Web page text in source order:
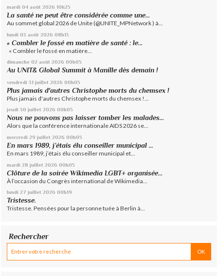
mardi 04 août 2026 10h25
La santé ne peut être considérée comme une...
Au sommet global 2026 de Unite (@UNITE_MPNetwork ) à...
lundi 03 août 2026 08h13
« Combler le fossé en matière de santé : le...
« Combler le fossé en matière...
dimanche 02 août 2026 00h05
Au UNIT& Global Summit à Manille dès demain !
vendredi 31 juillet 2026 00h05
Plus jamais d'autres Christophe morts du chemsex !
Plus jamais d'autres Christophe morts du chemsex !...
jeudi 30 juillet 2026 00h05
Nous ne pouvons pas laisser tomber les malades...
Alors que la conférence internationale AIDS 2026 se...
mercredi 29 juillet 2026 00h05
En mars 1989, j’étais élu conseiller municipal ...
En mars 1989, j’étais élu conseiller municipal et...
mardi 28 juillet 2026 00h05
Clôture de la soirée Wikimedia LGBT+ organisée...
À l’occasion du Congrès international de Wikimedia...
lundi 27 juillet 2026 00h19
Tristesse.
Tristesse. Pensées pour la personne tuée à Berlin à...
Rechercher